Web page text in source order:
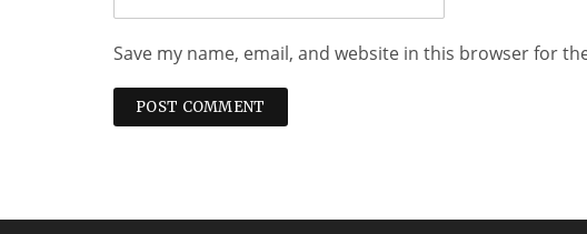
Save my name, email, and website in this browser for